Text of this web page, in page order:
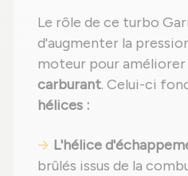
Le rôle de ce turbo
d'augmenter la
moteur pour améliorer
carburant. Celui-ci
hélices :
L'hélice
brûlés issus de la